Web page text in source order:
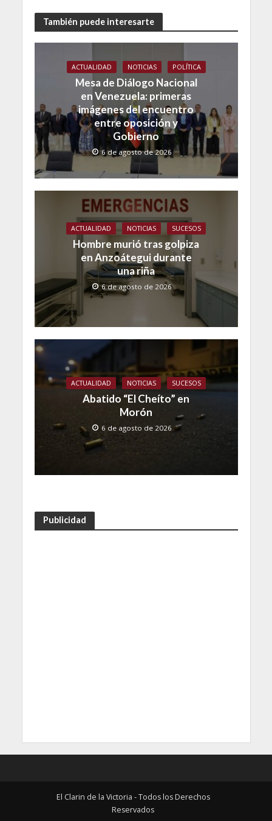
También puede interesarte
ACTUALIDAD NOTICIAS POLÍTICA
Mesa de Diálogo Nacional
en Venezuela: primeras
imágenes del encuentro
entre oposición y
Gobierno
6 de agosto de 2026
ACTUALIDAD NOTICIAS SUCESOS
Hombre murió tras golpiza
en Anzoátegui durante
una riña
6 de agosto de 2026
ACTUALIDAD NOTICIAS SUCESOS
Abatido “El Cheíto” en
Morón
6 de agosto de 2026
Publicidad
El Clarin de la Victoria - Todos los Derechos
Reservados